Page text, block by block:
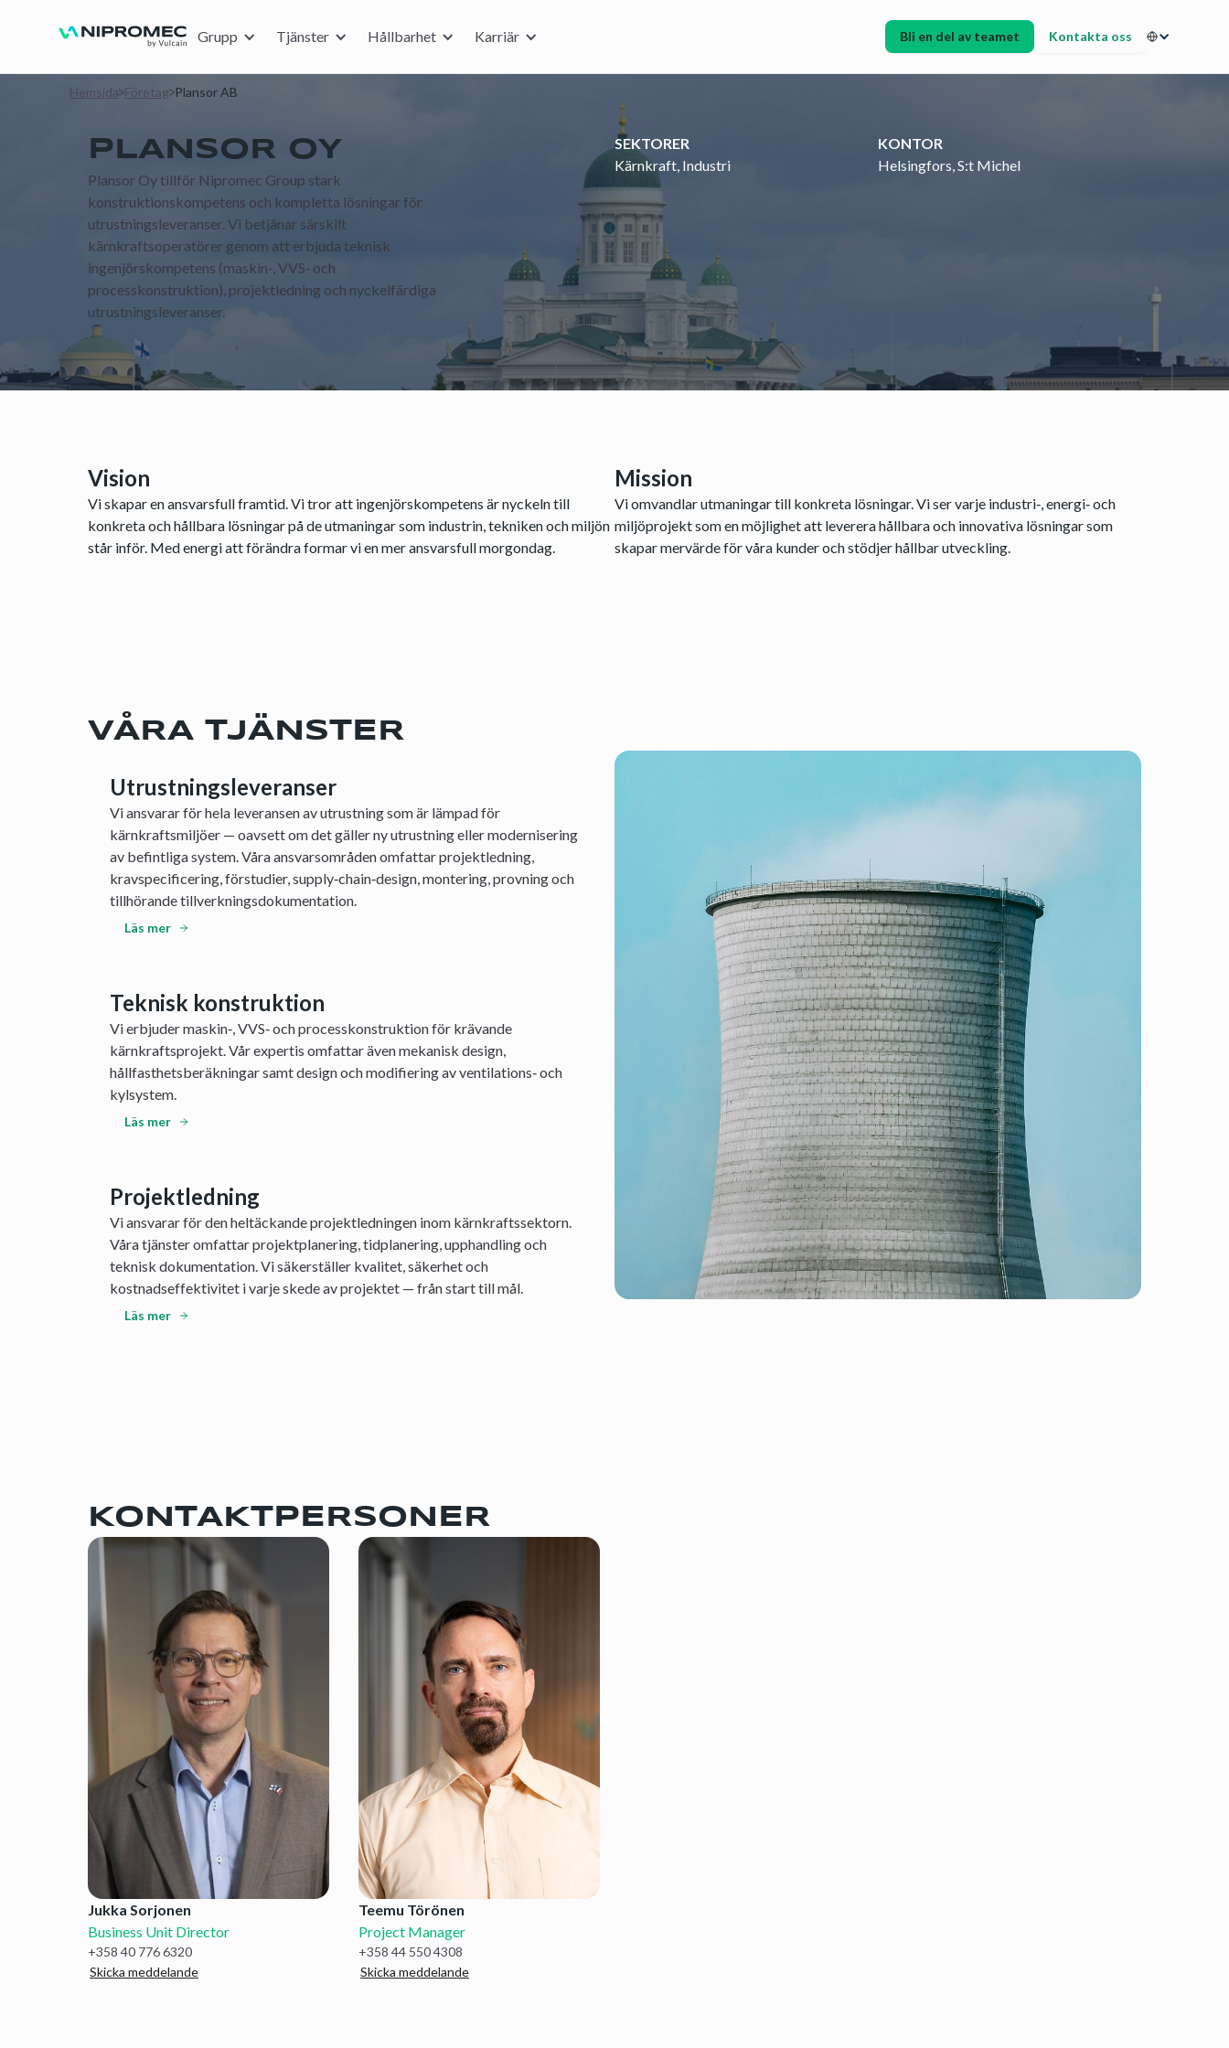
Grupp Tjänster Hållbarhet Karriär Bli en del av teamet Kontakta oss
Hemsida Företag Plansor AB
PLANSOR OY
Plansor Oy tillför Nipromec Group stark
konstruktionskompetens och kompletta lösningar för
utrustningsleveranser. Vi betjänar särskilt
kärnkraftsoperatörer genom att erbjuda teknisk
ingenjörskompetens (maskin-, VVS‑ och
processkonstruktion), projektledning och nyckelfärdiga
utrustningsleveranser.
SEKTORER
Kärnkraft, Industri
KONTOR
Helsingfors, S:t Michel
Vision
Vi skapar en ansvarsfull framtid. Vi tror att ingenjörskompetens är nyckeln till
konkreta och hållbara lösningar på de utmaningar som industrin, tekniken och miljön
står inför. Med energi att förändra formar vi en mer ansvarsfull morgondag.
Mission
Vi omvandlar utmaningar till konkreta lösningar. Vi ser varje industri‑, energi‑ och
miljöprojekt som en möjlighet att leverera hållbara och innovativa lösningar som
skapar mervärde för våra kunder och stödjer hållbar utveckling.
VÅRA TJÄNSTER
Utrustningsleveranser
Vi ansvarar för hela leveransen av utrustning som är lämpad för
kärnkraftsmiljöer — oavsett om det gäller ny utrustning eller modernisering
av befintliga system. Våra ansvarsområden omfattar projektledning,
kravspecificering, förstudier, supply‑chain‑design, montering, provning och
tillhörande tillverkningsdokumentation.
Läs mer
Teknisk konstruktion
Vi erbjuder maskin‑, VVS‑ och processkonstruktion för krävande
kärnkraftsprojekt. Vår expertis omfattar även mekanisk design,
hållfasthetsberäkningar samt design och modifiering av ventilations‑ och
kylsystem.
Läs mer
Projektledning
Vi ansvarar för den heltäckande projektledningen inom kärnkraftssektorn.
Våra tjänster omfattar projektplanering, tidplanering, upphandling och
teknisk dokumentation. Vi säkerställer kvalitet, säkerhet och
kostnadseffektivitet i varje skede av projektet — från start till mål.
Läs mer
KONTAKTPERSONER
Jukka Sorjonen
Business Unit Director
+358 40 776 6320
Skicka meddelande
Teemu Törönen
Project Manager
+358 44 550 4308
Skicka meddelande